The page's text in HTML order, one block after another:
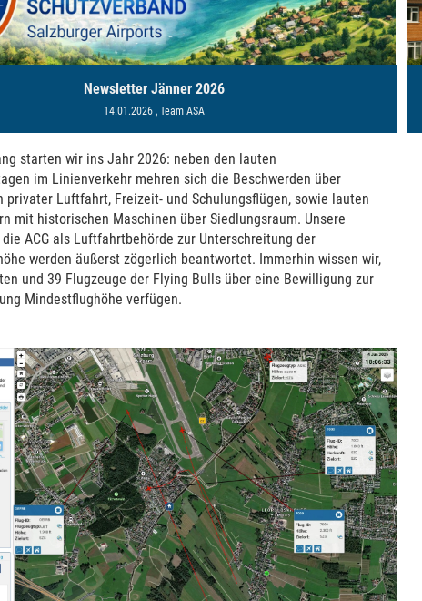
Newsletter Jänner 2026
14.01.2026, Team ASA
starten wir ins Jahr 2026: neben den lauten
im Linienverkehr mehren sich die Beschwerden über
privater Luftfahrt, Freizeit- und Schulungsflügen, sowie lauten
mit historischen Maschinen über Siedlungsraum. Unsere
ACG als Luftfahrtbehörde zur Unterschreitung der
werden äußerst zögerlich beantwortet. Immerhin wissen wir,
und 39 Flugzeuge der Flying Bulls über eine Bewilligung zur
Mindestflughöhe verfügen.